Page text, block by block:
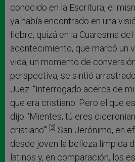
conocido en la Escritura, el
ya había encontrado en una
fiebre, quizá en la Cuaresma del
acontecimiento, que marcó un
vida, un momento de
perspectiva, se sintió
Juez: “Interrogado acerca de
que era cristiano. Pero el que
dijo: ‘Mientes; tú eres
cristiano’”. [2] San Jerónimo, en
desde joven la belleza límpida
latinos y, en comparación, los